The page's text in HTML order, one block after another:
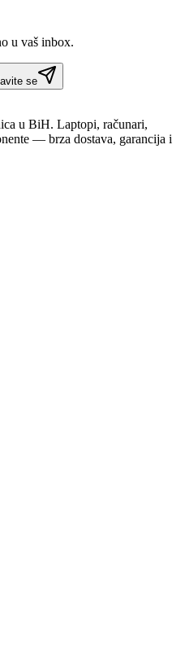
u vaš inbox.
se
u BiH. Laptopi, računari,
— brza dostava, garancija i